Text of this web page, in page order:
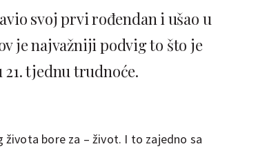
svoj prvi rođendan i ušao u
je najvažniji podvig to što je
tjednu trudnoće.
života bore za – život. I to zajedno sa